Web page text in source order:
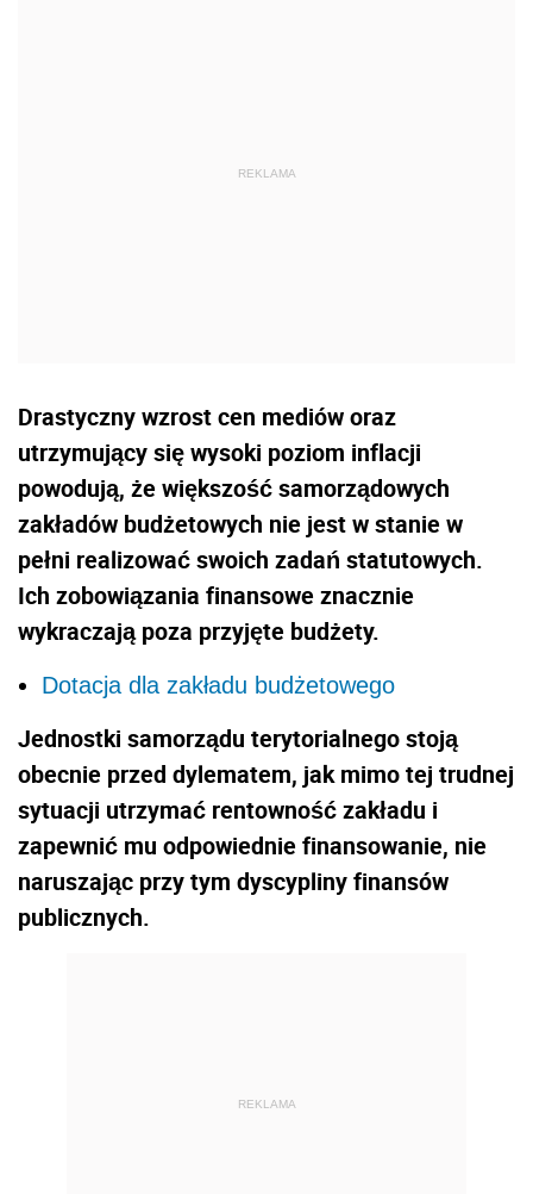
Drastyczny wzrost cen mediów oraz
utrzymujący się wysoki poziom inflacji
powodują, że większość samorządowych
zakładów budżetowych nie jest w stanie w
pełni realizować swoich zadań statutowych.
Ich zobowiązania finansowe znacznie
wykraczają poza przyjęte budżety.
Dotacja dla zakładu budżetowego
Jednostki samorządu terytorialnego stoją
obecnie przed dylematem, jak mimo tej trudnej
sytuacji utrzymać rentowność zakładu i
zapewnić mu odpowiednie finansowanie, nie
naruszając przy tym dyscypliny finansów
publicznych.
REKLAMA